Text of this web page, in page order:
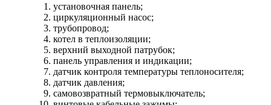
установочная панель;
циркуляционный насос;
трубопровод;
котел в теплоизоляции;
верхний выходной патрубок;
панель управления и индикации;
датчик контроля температуры теплоносителя;
датчик давления;
самовозвратный термовыключатель;